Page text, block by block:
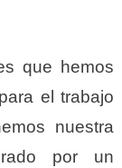
que hemos
el trabajo
nuestra
por un